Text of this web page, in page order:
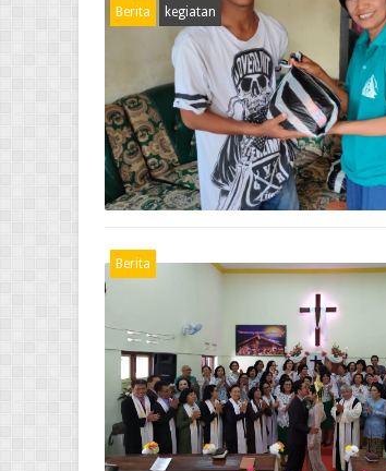
Berita kegiatan
Berita